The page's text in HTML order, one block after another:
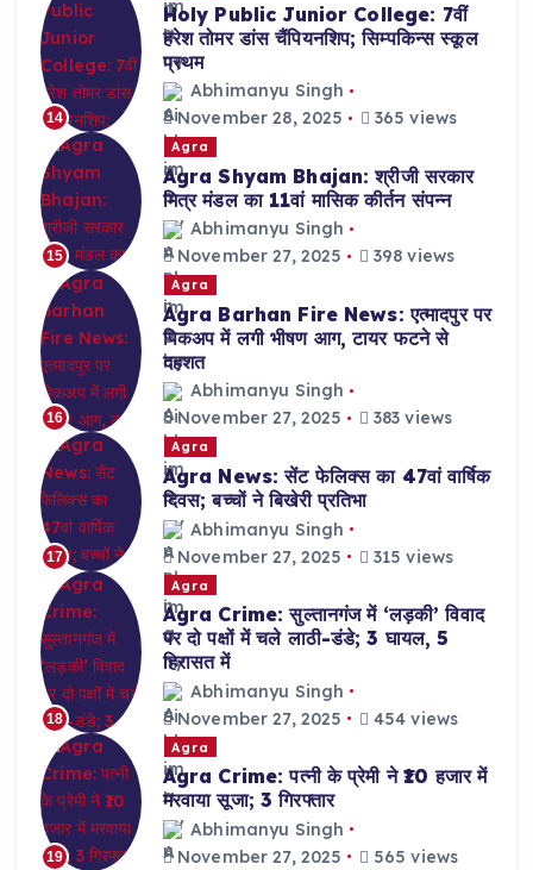
14
Holy Public Junior College: 7वीं
हरेश तोमर डांस चैंपियनशिप; सिम्पकिन्स स्कूल
प्रथम
Abhimanyu Singh
November 28, 2025
365 views
15
Agra
Agra Shyam Bhajan: श्रीजी सरकार
मित्र मंडल का 11वां मासिक कीर्तन संपन्न
Abhimanyu Singh
November 27, 2025
398 views
16
Agra
Agra Barhan Fire News: एत्मादपुर पर
पिकअप में लगी भीषण आग, टायर फटने से
दहशत
Abhimanyu Singh
November 27, 2025
383 views
17
Agra
Agra News: सेंट फेलिक्स का 47वां वार्षिक
दिवस; बच्चों ने बिखेरी प्रतिभा
Abhimanyu Singh
November 27, 2025
315 views
18
Agra
Agra Crime: सुल्तानगंज में ‘लड़की’ विवाद
पर दो पक्षों में चले लाठी-डंडे; 3 घायल, 5
हिरासत में
Abhimanyu Singh
November 27, 2025
454 views
19
Agra
Agra Crime: पत्नी के प्रेमी ने ₹10 हजार में
मरवाया सूजा; 3 गिरफ्तार
Abhimanyu Singh
November 27, 2025
565 views